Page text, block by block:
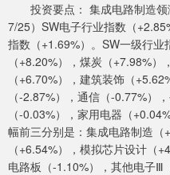
投资要点： 集成电路制造领
7/25）SW电子行业指数（
指数（+1.69%）。SW一级行
（+8.20%），煤炭（+7.98%
（+6.70%），建筑装饰（
（-2.87%），通信（-0.77%）
（-0.03%），家用电器（
幅前三分别是：集成电路制造（
（+6.54%），模拟芯片设计（
电路板（-1.10%），其他电子Ⅲ